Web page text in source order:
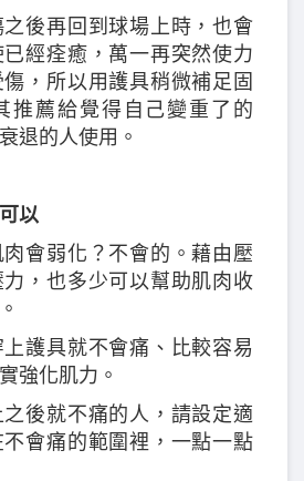
後再回到球場上時，也會
經痊癒，萬一再突然使力
，所以用護具稍微補足固
推薦給覺得自己變重了的
退的人使用。
以
會弱化？不會的。藉由壓
，也多少可以幫助肌肉收
護具就不會痛、比較容易
強化肌力。
後就不痛的人，請設定適
會痛的範圍裡，一點一點